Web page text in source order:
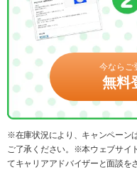
今ならご
無料
※在庫状況により、キャンペーン
ご了承ください。※本ウェブサイ
てキャリアアドバイザーと面談を